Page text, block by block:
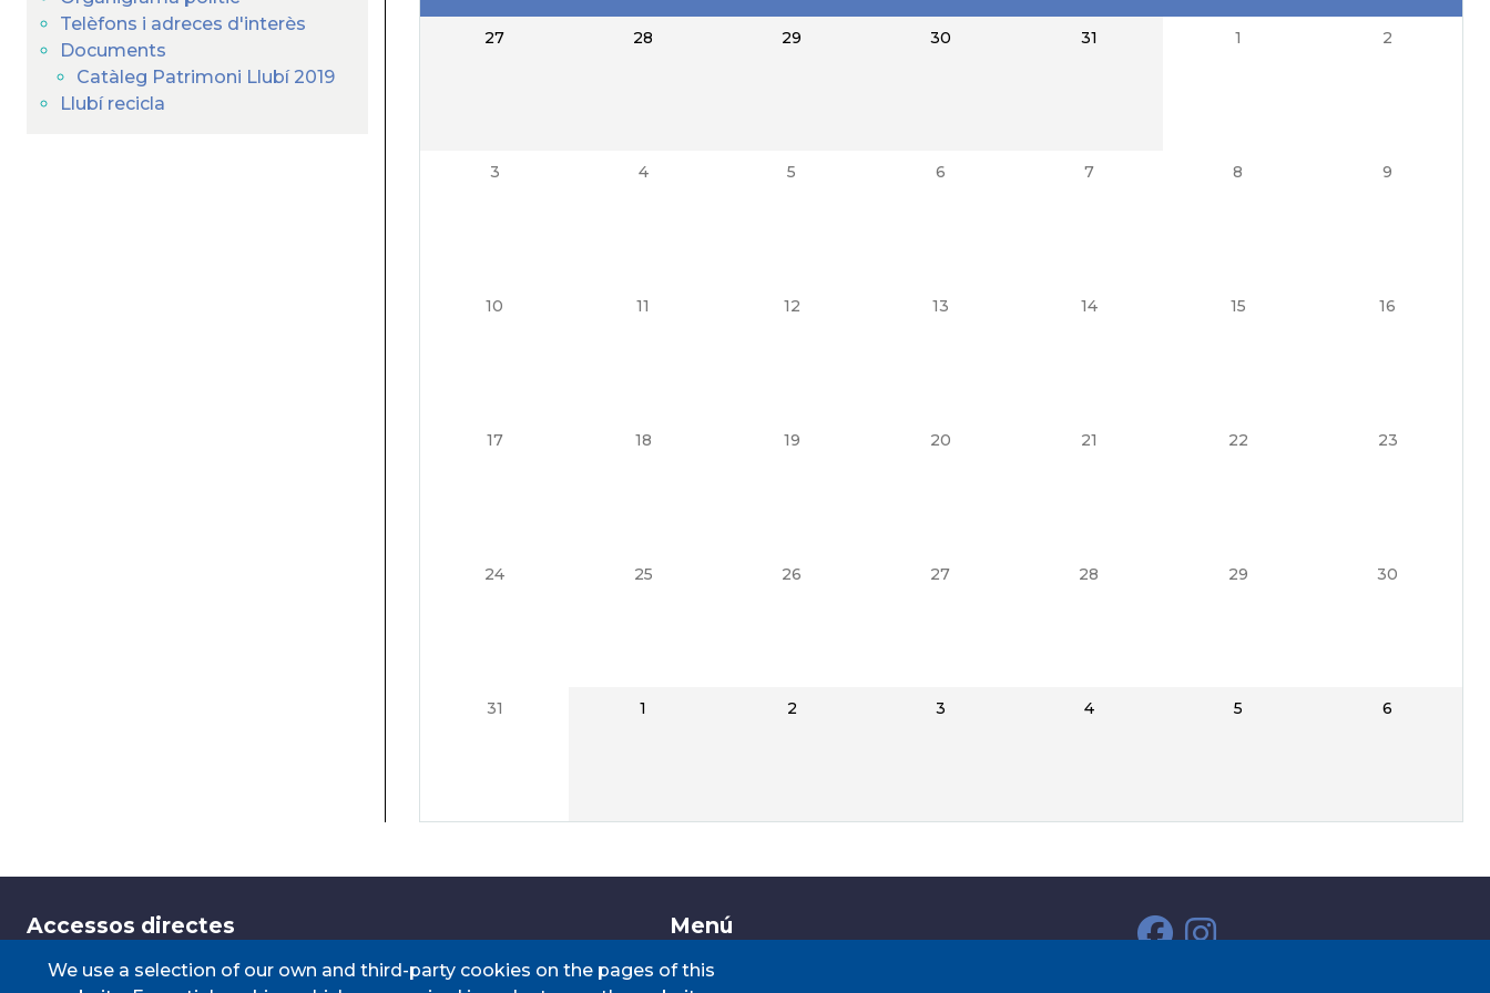
Telèfons i adreces d'interès
Documents
Catàleg Patrimoni Llubí 2019
Llubí recicla
27 28 29 30 31 1 2
3 4 5 6 7 8 9
10 11 12 13 14 15 16
17 18 19 20 21 22 23
24 25 26 27 28 29 30
31 1 2 3 4 5 6
Accessos directes Menú
We use a selection of our own and third-party cookies on the pages of this